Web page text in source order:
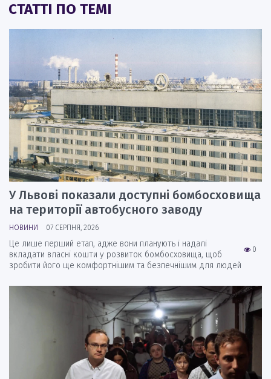
СТАТТІ ПО ТЕМІ
У Львові показали доступні бомбосховища
на території автобусного заводу
НОВИНИ 07 СЕРПНЯ, 2026
0
Це лише перший етап, адже вони планують і надалі
вкладати власні кошти у розвиток бомбосховища, щоб
зробити його ще комфортнішим та безпечнішим для людей